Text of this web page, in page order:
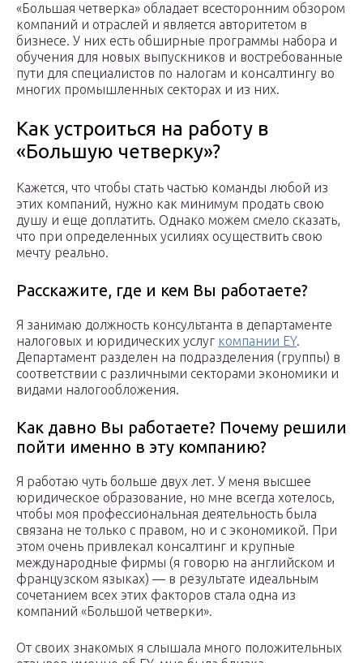
«Большая четверка» обладает всесторонним обзором
компаний и отраслей и является авторитетом в
бизнесе. У них есть обширные программы набора и
обучения для новых выпускников и востребованные
пути для специалистов по налогам и консалтингу во
многих промышленных секторах и из них.
Как устроиться на работу в
«Большую четверку»?
Кажется, что чтобы стать частью команды любой из
этих компаний, нужно как минимум продать свою
душу и еще доплатить. Однако можем смело сказать,
что при определенных усилиях осуществить свою
мечту реально.
Расскажите, где и кем Вы работаете?
Я занимаю должность консультанта в департаменте
налоговых и юридических услуг компании EY.
Департамент разделен на подразделения (группы) в
соответствии с различными секторами экономики и
видами налогообложения.
Как давно Вы работаете? Почему решили
пойти именно в эту компанию?
Я работаю чуть больше двух лет. У меня высшее
юридическое образование, но мне всегда хотелось,
чтобы моя профессиональная деятельность была
связана не только с правом, но и с экономикой. При
этом очень привлекал консалтинг и крупные
международные фирмы (я говорю на английском и
французском языках) — в результате идеальным
сочетанием всех этих факторов стала одна из
компаний «Большой четверки».
От своих знакомых я слышала много положительных